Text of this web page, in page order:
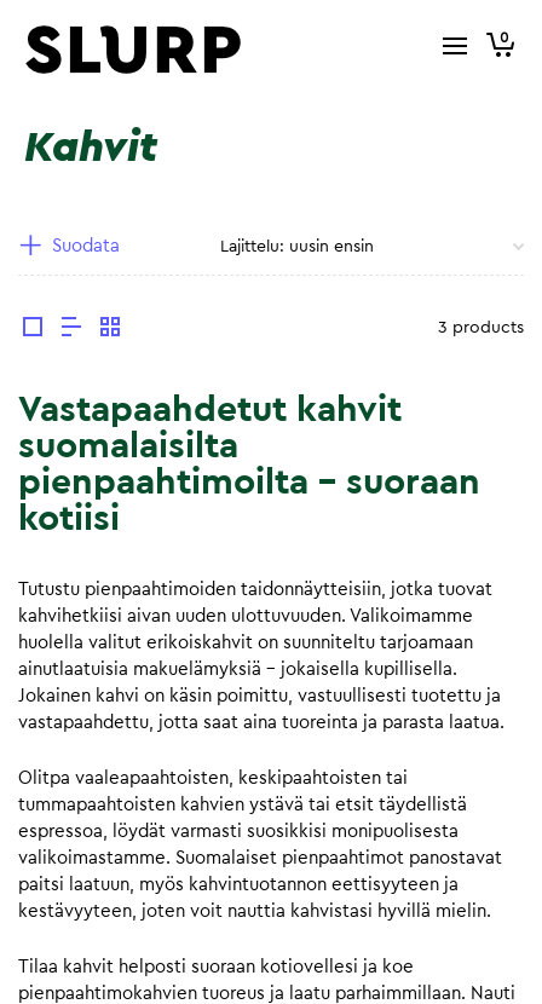
0
Kahvit
Suodata
3 products
Vastapaahdetut kahvit
suomalaisilta
pienpaahtimoilta – suoraan
kotiisi
Tutustu pienpaahtimoiden taidonnäytteisiin, jotka tuovat
kahvihetkiisi aivan uuden ulottuvuuden. Valikoimamme
huolella valitut erikoiskahvit on suunniteltu tarjoamaan
ainutlaatuisia makuelämyksiä – jokaisella kupillisella.
Jokainen kahvi on käsin poimittu, vastuullisesti tuotettu ja
vastapaahdettu, jotta saat aina tuoreinta ja parasta laatua.
Olitpa vaaleapaahtoisten, keskipaahtoisten tai
tummapaahtoisten kahvien ystävä tai etsit täydellistä
espressoa, löydät varmasti suosikkisi monipuolisesta
valikoimastamme. Suomalaiset pienpaahtimot panostavat
paitsi laatuun, myös kahvintuotannon eettisyyteen ja
kestävyyteen, joten voit nauttia kahvistasi hyvillä mielin.
Tilaa kahvit helposti suoraan kotiovellesi ja koe
pienpaahtimokahvien tuoreus ja laatu parhaimmillaan. Nauti